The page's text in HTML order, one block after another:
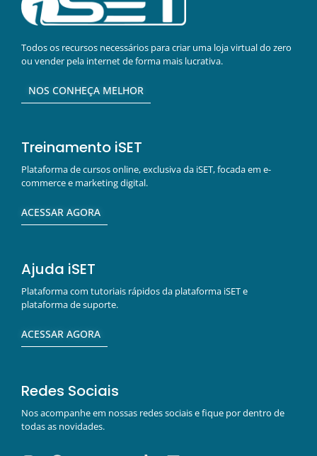
Todos os recursos necessários para criar uma loja virtual do zero
ou vender pela internet de forma mais lucrativa.
NOS CONHEÇA MELHOR
Treinamento iSET
Plataforma de cursos online, exclusiva da iSET, focada em e-
commerce e marketing digital.
ACESSAR AGORA
Ajuda iSET
Plataforma com tutoriais rápidos da plataforma iSET e
plataforma de suporte.
ACESSAR AGORA
Redes Sociais
Nos acompanhe em nossas redes sociais e fique por dentro de
todas as novidades.